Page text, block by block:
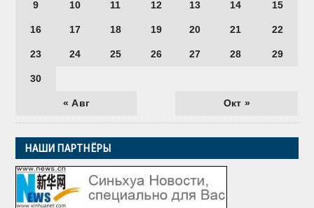
« Авг Окт »
9 10 11 12 13 14 15
16 17 18 19 20 21 22
23 24 25 26 27 28 29
30
НАШИ ПАРТНЁРЫ